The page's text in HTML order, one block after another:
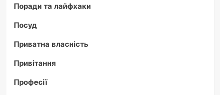
Поради та лайфхаки
Посуд
Приватна власність
Привітання
Професії